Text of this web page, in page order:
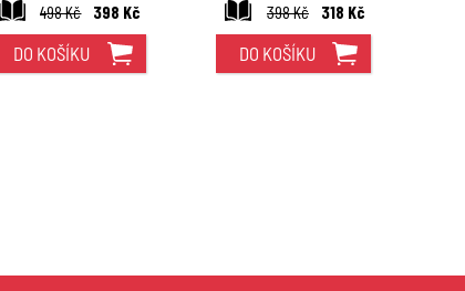
498 Kč
398 Kč
DO KOŠÍKU
398 Kč
318 Kč
DO KOŠÍKU